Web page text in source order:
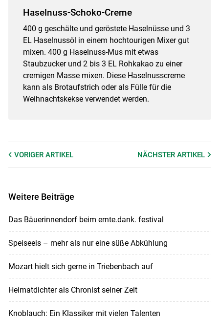
Haselnuss-Schoko-Creme
400 g geschälte und geröstete Haselnüsse und 3
EL Haselnussöl in einem hochtourigen Mixer gut
mixen. 400 g Haselnuss-Mus mit etwas
Staubzucker und 2 bis 3 EL Rohkakao zu einer
cremigen Masse mixen. Diese Haselnusscreme
kann als Brotaufstrich oder als Fülle für die
Weihnachtskekse verwendet werden.
VORIGER ARTIKEL NÄCHSTERARTIKEL
Weitere Beiträge
Das Bäuerinnendorf beim ernte.dank. festival
Speiseeis – mehr als nur eine süße Abkühlung
Mozart hielt sich gerne in Triebenbach auf
Heimatdichter als Chronist seiner Zeit
Knoblauch: Ein Klassiker mit vielen Talenten